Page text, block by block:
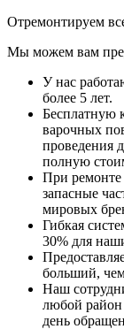
Отремонтируем
Мы можем вам
У нас
более 5 лет.
Бесплатную
варочных
проведения
полную
При ремонте
запасные
мировых
Гибкая
30% для
больший,
Наш
любой район
день